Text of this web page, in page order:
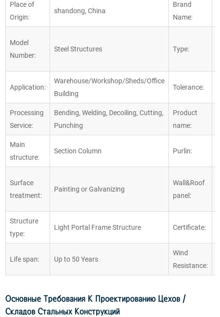
Place of
Origin:
shandong, China
Brand
Name:
Model
Number:
Steel Structures Type:
Application:
Warehouse/Workshop/Sheds/Office
Building
Tolerance:
Processing
Service:
Bending, Welding, Decoiling, Cutting,
Punching
Product
name:
Main
structure:
Section Column Purlin:
Surface
treatment:
Painting or Galvanizing
Wall&Roof
panel:
Structure
type:
Light Portal Frame Structure Certificate:
Life span: Up to 50 Years
Wind
Resistance:
Основные Требования К Проектированию Цехов /
Складов Стальных Конструкций